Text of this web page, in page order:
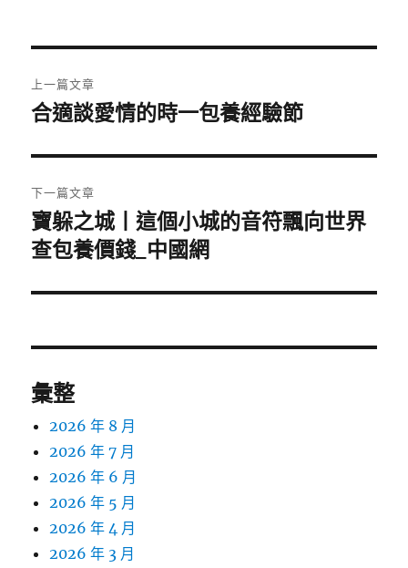
章
覽
上一篇文章
上
篇
文
章:
合適談愛情的時一包養經驗節
下一篇文章
下
一
文
寶躲之城丨這個小城的音符飄向世界
查包養價錢_中國網
彙整
2026 年 8 月
2026 年 7 月
2026 年 6 月
2026 年 5 月
2026 年 4 月
2026 年 3 月